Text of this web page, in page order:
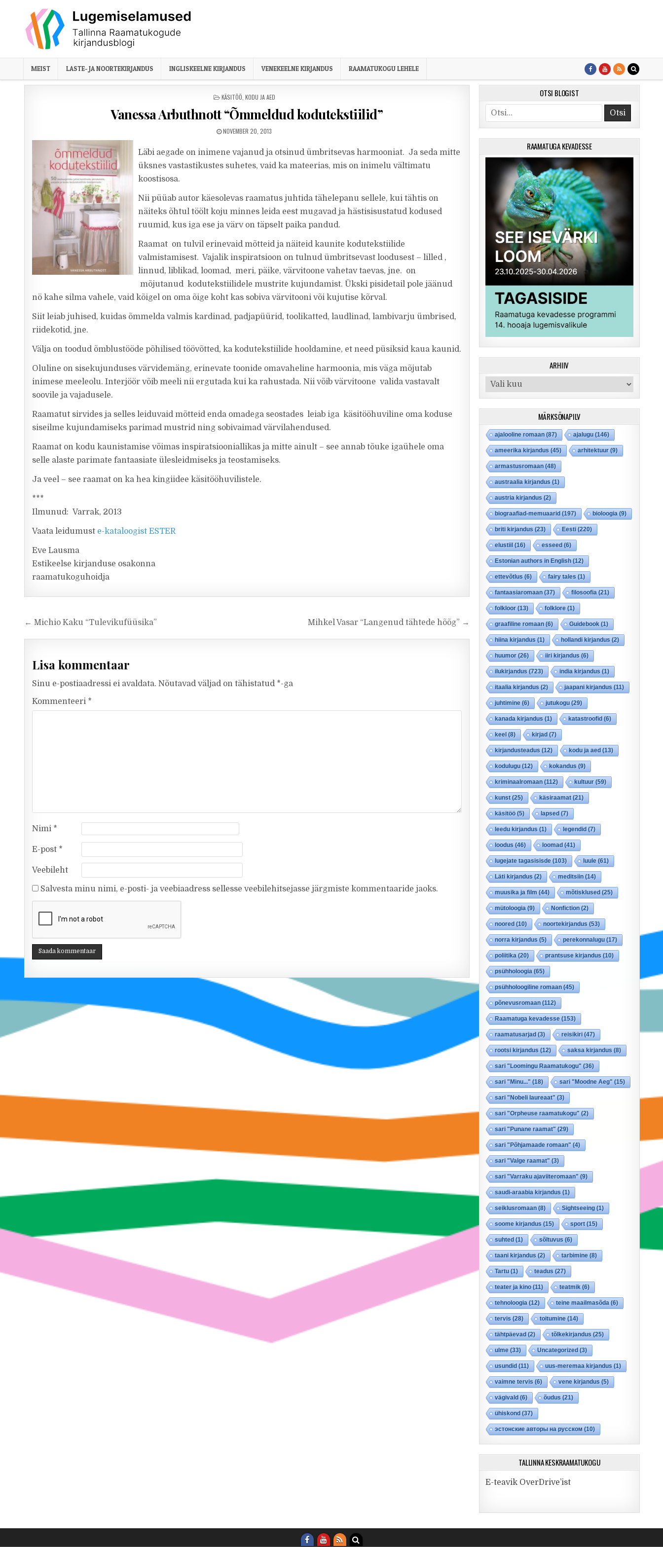
MEIST LASTE- JA NOORTEKIRJANDUS INGLISKEELNE KIRJANDUS VENEKEELNE KIRJANDUS RAAMATUKOGU LEHELE
POSTED IN
KÄSITÖÖ KODU JA AED
Vanessa Arbuthnott “Õmmeldud kodutekstiilid”
PUBLISHED DATE:
NOVEMBER 20, 2013
Läbi aegade on inimene vajanud ja otsinud ümbritsevas harmooniat. Ja seda mitte
üksnes vastastikustes suhetes, vaid ka mateerias, mis on inimelu vältimatu
koostisosa.
Nii püüab autor käesolevas raamatus juhtida tähelepanu sellele, kui tähtis on
näiteks õhtul töölt koju minnes leida eest mugavad ja hästisisustatud kodused
ruumid, kus iga ese ja värv on täpselt paika pandud.
Raamat on tulvil erinevaid mõtteid ja näiteid kaunite kodutekstiilide
valmistamisest. Vajalik inspiratsioon on tulnud ümbritsevast loodusest – lilled ,
linnud, liblikad, loomad, meri, päike, värvitoone vahetav taevas, jne. on
mõjutanud kodutekstiilidele mustrite kujundamist. Ükski pisidetail pole jäänud
nö kahe silma vahele, vaid kõigel on oma õige koht kas sobiva värvitooni või kujutise kõrval.
Siit leiab juhised, kuidas õmmelda valmis kardinad, padjapüürid, toolikatted, laudlinad, lambivarju ümbrised,
riidekotid, jne.
Välja on toodud õmblustööde põhilised töövõtted, ka kodutekstiilide hooldamine, et need püsiksid kaua kaunid.
Oluline on sisekujunduses värvidemäng, erinevate toonide omavaheline harmoonia, mis väga mõjutab
inimese meeleolu. Interjöör võib meeli nii ergutada kui ka rahustada. Nii võib värvitoone valida vastavalt
soovile ja vajadusele.
Raamatut sirvides ja selles leiduvaid mõtteid enda omadega seostades leiab iga käsitööhuviline oma koduse
siseilme kujundamiseks parimad mustrid ning sobivaimad värvilahendused.
Raamat on kodu kaunistamise võimas inspiratsiooniallikas ja mitte ainult – see annab tõuke igaühele oma
selle alaste parimate fantaasiate ülesleidmiseks ja teostamiseks.
Ja veel – see raamat on ka hea kingiidee käsitööhuvilistele.
***
Ilmunud: Varrak, 2013
Vaata leidumust e-kataloogist ESTER
Eve Lausma
Estikeelse kirjanduse osakonna
raamatukoguhoidja
Navigeerimine
← Michio Kaku “Tulevikufüüsika” Mihkel Vasar “Langenud tähtede hõõg” →
Lisa kommentaar
Sinu e-postiaadressi ei avaldata. Nõutavad väljad on tähistatud *-ga
Kommenteeri *
Nimi *
E-post *
Veebileht
Salvesta minu nimi, e-posti- ja veebiaadress sellesse veebilehitsejasse järgmiste kommentaaride jaoks.
OTSI BLOGIST
Search for:
RAAMATUGA KEVADESSE
ARHIIV
Arhiiv
MÄRKSÕNAPILV
ajalooline romaan(87) ajalugu(146)
ameerika kirjandus(45) arhitektuur(9)
armastusromaan(48)
austraalia kirjandus(1)
austria kirjandus(2)
biograafiad-memuaarid(197) bioloogia (9)
briti kirjandus(23) Eesti(220)
elustiil(16) esseed(6)
Estonian authors in English(12)
ettevõtlus(6) fairy tales(1)
fantaasiaromaan(37) filosoofia (21)
folkloor(13) folklore(1)
graafiline romaan(6) Guidebook(1)
hiina kirjandus(1) hollandi kirjandus(2)
huumor(26) iiri kirjandus(6)
ilukirjandus(723) india kirjandus(1)
itaalia kirjandus(2) jaapani kirjandus(11)
juhtimine(6) jutukogu(29)
kanada kirjandus(1) katastroofid(6)
keel(8) kirjad(7)
kirjandusteadus(12) kodu ja aed(13)
kodulugu(12) kokandus(9)
kriminaalromaan(112) kultuur(59)
kunst(25) käsiraamat(21)
käsitöö(5) lapsed(7)
leedu kirjandus(1) legendid(7)
loodus(46) loomad(41)
lugejate tagasisisde(103) luule(61)
Läti kirjandus(2) meditsiin(14)
muusika ja film (44) mõtisklused(25)
mütoloogia (9) Nonfiction(2)
noored(10) noortekirjandus(53)
norra kirjandus(5) perekonnalugu(17)
poliitika (20) prantsuse kirjandus(10)
psühholoogia (65)
psühholoogiline romaan(45)
põnevusromaan(112)
Raamatuga kevadesse(153)
raamatusarjad(3) reisikiri(47)
rootsi kirjandus(12) saksa kirjandus(8)
sari "Loomingu Raamatukogu"(36)
sari "Minu..."(18) sari "Moodne Aeg"(15)
sari "Nobeli laureaat"(3)
sari "Orpheuse raamatukogu"(2)
sari "Punane raamat"(29)
sari "Põhjamaade romaan"(4)
sari "Valge raamat"(3)
sari "Varraku ajaviiteromaan"(9)
saudi-araabia kirjandus(1)
seiklusromaan(8) Sightseeing(1)
soome kirjandus(15) sport(15)
suhted(1) sõltuvus(6)
taani kirjandus(2) tarbimine(8)
Tartu(1) teadus(27)
teater ja kino(11) teatmik(6)
tehnoloogia (12) teine maailmasõda (6)
tervis(28) toitumine(14)
tähtpäevad(2) tõlkekirjandus(25)
ulme(33) Uncategorized(3)
usundid(11) uus-meremaa kirjandus(1)
vaimne tervis(6) vene kirjandus(5)
vägivald(6) õudus(21)
ühiskond(37)
эстонские авторы на русском(10)
TALLINNA KESKRAAMATUKOGU
E-teavik OverDrive’ist